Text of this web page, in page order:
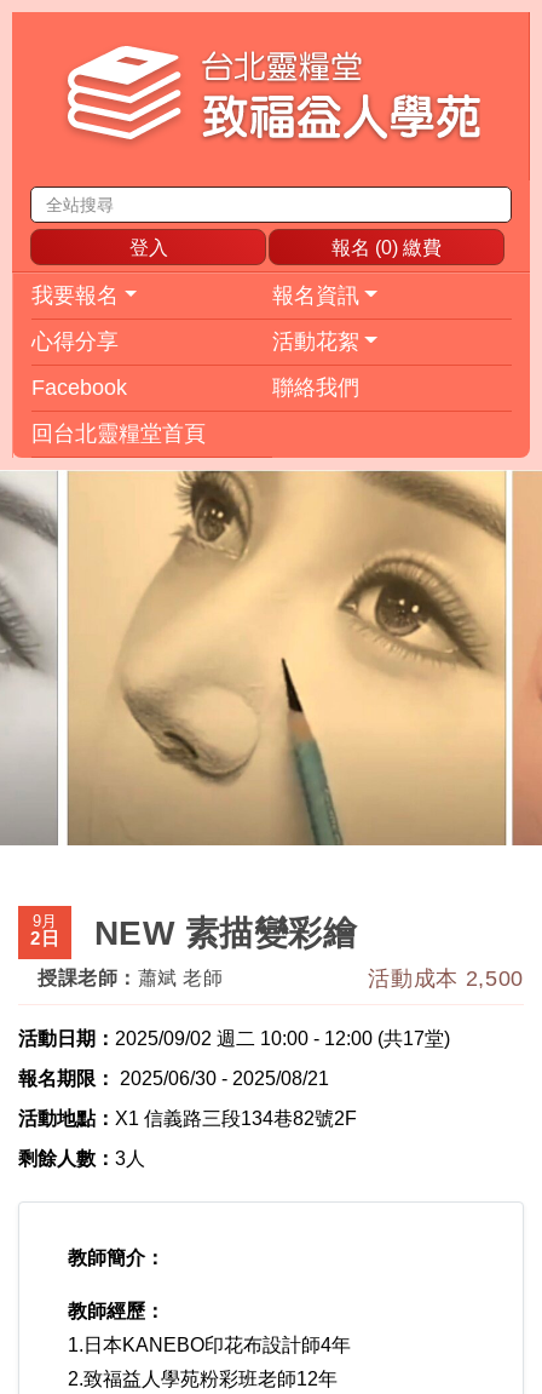
登入 報名 (0) 繳費
我要報名
報名資訊
心得分享
活動花絮
Facebook
聯絡我們
回台北靈糧堂首頁
9月
2日 NEW 素描變彩繪
授課老師： 蕭斌 老師 活動成本 2,500
活動日期： 2025/09/02 週二 10:00 - 12:00 (共17堂)
報名期限：
2025/06/30 - 2025/08/21
活動地點： X1 信義路三段134巷82號2F
剩餘人數： 3人
教師簡介：
教師經歷：
1.日本KANEBO印花布設計師4年
2.致福益人學苑粉彩班老師12年